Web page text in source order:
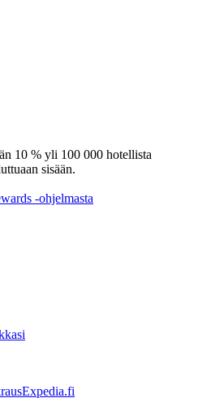
10 % yli 100 000 hotellista
sisään.
-ohjelmasta
Expedia.fi